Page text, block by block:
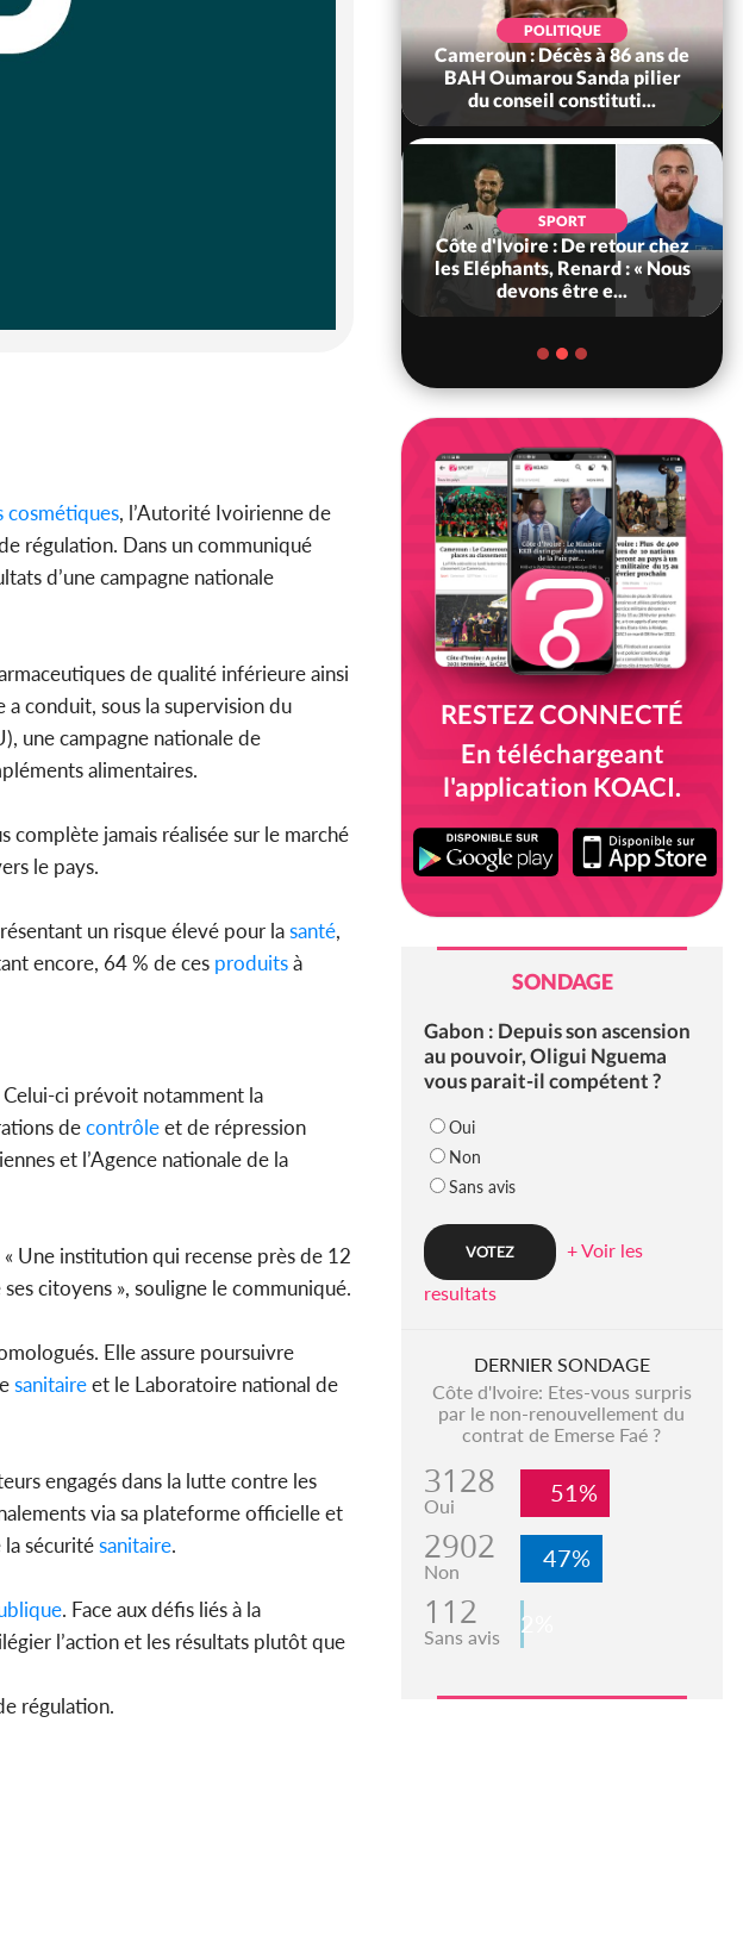
cosmétiques, l’Autorité Ivoirienne de
régulation. Dans un communiqué
d’une campagne nationale
de qualité inférieure ainsi
a conduit, sous la supervision du
une campagne nationale de
alimentaires.
complète jamais réalisée sur le marché
le pays.
un risque élevé pour lasanté,
encore, 64 % de ces produitsà
Celui-ci prévoit notamment la
decontrôleet de répression
et l’Agence nationale de la
Une institution qui recense près de 12
citoyens », souligne le communiqué.
Elle assure poursuivre
sanitaireet le Laboratoire national de
engagés dans la lutte contre les
via sa plateforme officielle et
sécuritésanitaire.
. Face aux défis liés à la
l’action et les résultats plutôt que
régulation.
POLITIQUE
Cameroun : Décès à 86 ans de
BAH Oumarou Sanda pilier
du conseil constituti...
SPORT
Côte d'Ivoire : De retour chez
les Eléphants, Renard : « Nous
devons être e...
RESTEZ CONNECTÉ
En téléchargeant
l'application KOACI.
SONDAGE
Gabon : Depuis son ascension
au pouvoir, Oligui Nguema
vous parait-il compétent ?
Oui
Non
Sans avis
+ Voir les
resultats
DERNIER SONDAGE
Côte d'Ivoire: Etes-vous surpris
par le non-renouvellement du
contrat de Emerse Faé ?
3128
Oui 51%
2902
Non 47%
112
Sans avis 2%